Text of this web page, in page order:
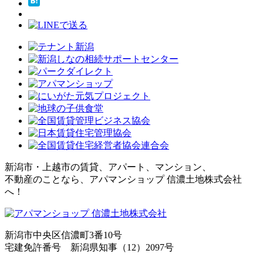
新潟市・上越市の賃貸、アパート、マンション、
不動産のことなら、アパマンショップ 信濃土地株式会社
へ！
新潟市中央区信濃町3番10号
宅建免許番号 新潟県知事（12）2097号